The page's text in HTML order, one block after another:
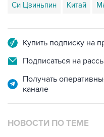
Си Цзиньпин Китай
Купить подписку на
Подписаться на
Получать
канале
НОВОСТИ ПО ТЕМЕ